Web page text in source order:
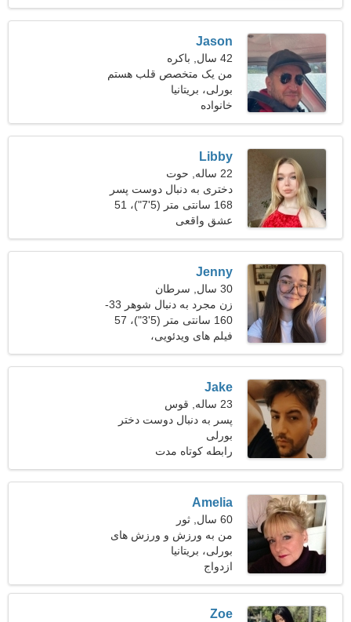
Jason
42 سال, باکره
من یک متخصص قلب هستم
و به دنبال یک زن شاداب
هستم
بورلی، بریتانیا
خانواده
Libby
22 ساله, حوت
دختری به دنبال دوست پسر
26-34
168 سانتی متر (5'7")، 51
کیلوگرم (112 پوند)
عشق واقعی
Jenny
30 سال, سرطان
زن مجرد به دنبال شوهر 33-
39
160 سانتی متر (5'3")، 57
کیلوگرم (125 پوند)
فیلم های ویدئویی،
روانشناسی
Jake
23 ساله, قوس
پسر به دنبال دوست دختر
است
بورلی
رابطه کوتاه مدت
Amelia
60 سال, ثور
من به ورزش و ورزش های
آبی علاقه دارم
بورلی، بریتانیا
ازدواج
Zoe